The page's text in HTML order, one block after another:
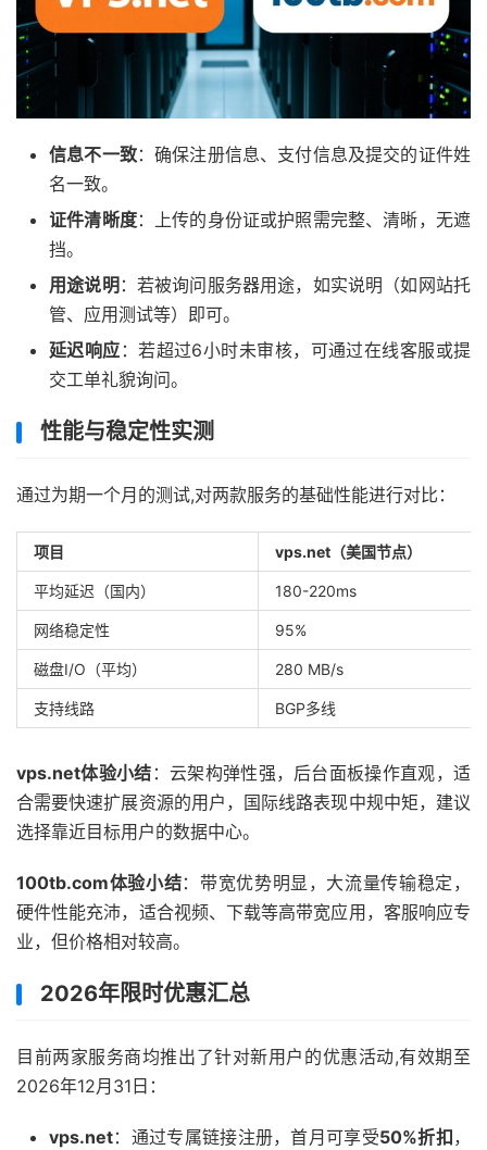
信息不一致：确保注册信息、支付信息及提交的证件姓
名一致。
证件清晰度：上传的身份证或护照需完整、清晰，无遮
挡。
用途说明：若被询问服务器用途，如实说明（如网站托
管、应用测试等）即可。
延迟响应 ：若超过6小时未审核，可通过在线客服或提
交工单礼貌询问。
性能与稳定性实测
通过为期一个月的测试,对两款服务的基础性能进行对比：
项目 vps.net（美国节点）
平均延迟（国内） 180-220ms
网络稳定性 95%
磁盘I/O（平均） 280 MB/s
支持线路 BGP多线
vps.net体验小结 ：云架构弹性强，后台面板操作直观，适
合需要快速扩展资源的用户，国际线路表现中规中矩，建议
选择靠近目标用户的数据中心。
100tb.com体验小结：带宽优势明显，大流量传输稳定，
硬件性能充沛，适合视频、下载等高带宽应用，客服响应专
业，但价格相对较高。
2026年限时优惠汇总
目前两家服务商均推出了针对新用户的优惠活动,有效期至
2026年12月31日：
vps.net：通过专属链接注册，首月可享受50%折扣，